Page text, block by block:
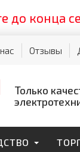
Отзывы
Только